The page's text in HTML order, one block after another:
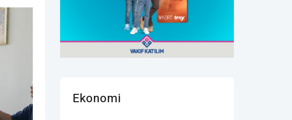
Ekonomi